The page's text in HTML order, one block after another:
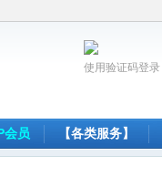
使用验证码登录
会员 【各类服务】